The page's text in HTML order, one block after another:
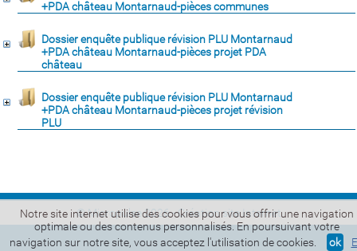
+PDA château Montarnaud-pièces communes
Dossier enquête publique révision PLU Montarnaud
+PDA château Montarnaud-pièces projet PDA
château
Dossier enquête publique révision PLU Montarnaud
+PDA château Montarnaud-pièces projet révision
PLU
© Micropulse 2026 -Création site Internet
Notre site internet utilise des cookies pour vous offrir une navigation
optimale ou des contenus personnalisés. En poursuivant votre
navigation sur notre site, vous acceptez l'utilisation de cookies.
ok